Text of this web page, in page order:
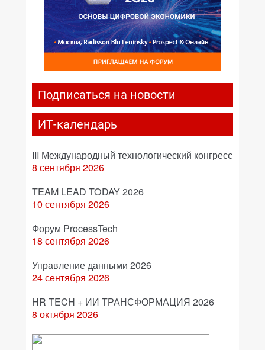
Подписаться на новости
ИТ-календарь
III Международный технологический конгресс
8 сентября 2026
TEAM LEAD TODAY 2026
10 сентября 2026
Форум ProcessTech
18 сентября 2026
Управление данными 2026
24 сентября 2026
HR TECH + ИИ ТРАНСФОРМАЦИЯ 2026
8 октября 2026